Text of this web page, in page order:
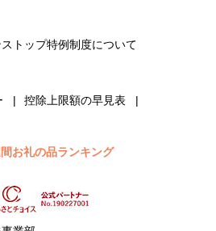
トップ特例制度について
控除上限額の早見表
お礼の品ランキング